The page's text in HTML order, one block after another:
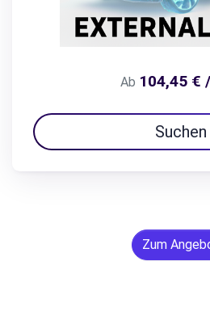
Ab 104,45 €
Suchen
Zum